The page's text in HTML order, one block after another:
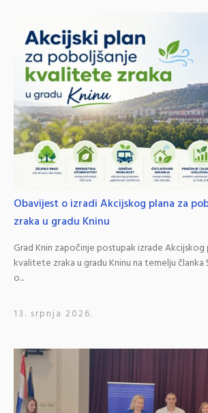
Obavijest o izradi Akcijskog plana za
zraka u gradu Kninu
Grad Knin započinje postupak izrade
kvalitete zraka u gradu Kninu na temelju članka
o...
13. srpnja 2026.